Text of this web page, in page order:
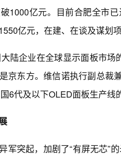
1000亿元。目前合肥全市
亿元，在建、在谈及谋划
陆企业在全球显示面板市
京东方。维信诺执行副总裁
6代及以下OLED面板生产线
军突起，加剧了“有屏无芯”